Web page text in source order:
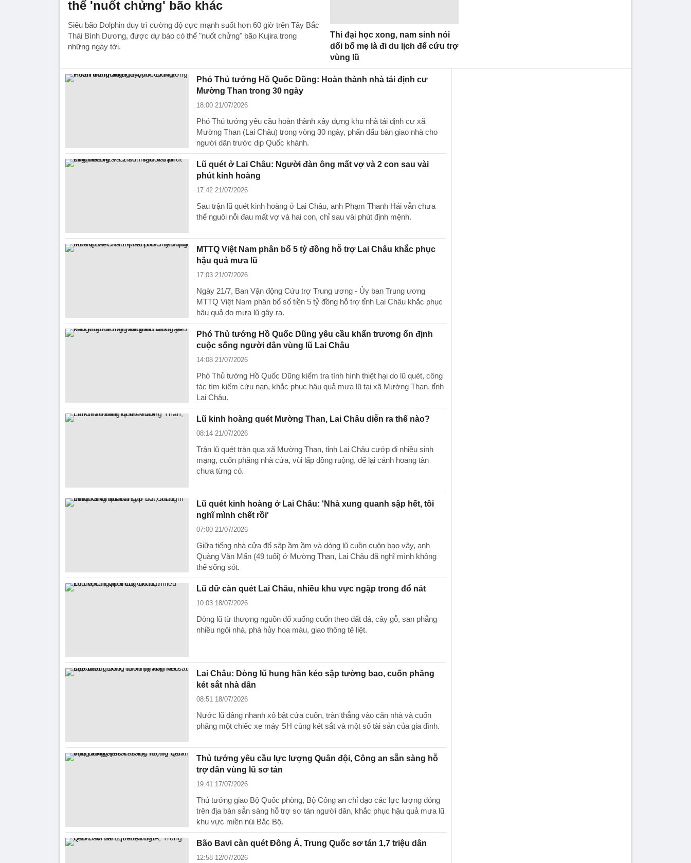
thể 'nuốt chửng' bão khác
Siêu bão Dolphin duy trì cường độ cực mạnh suốt hơn 60 giờ trên Tây Bắc
Thái Bình Dương, được dự báo có thể "nuốt chửng" bão Kujira trong
những ngày tới.
Thi đại học xong, nam sinh nói
dối bố mẹ là đi du lịch để cứu trợ
vùng lũ
Phó Thủ tướng Hồ Quốc Dũng: Hoàn thành nhà tái định cư
Mường Than trong 30 ngày
18:00 21/07/2026
Phó Thủ tướng yêu cầu hoàn thành xây dựng khu nhà tái định cư xã
Mường Than (Lai Châu) trong vòng 30 ngày, phấn đấu bàn giao nhà cho
người dân trước dịp Quốc khánh.
Lũ quét ở Lai Châu: Người đàn ông mất vợ và 2 con sau vài
phút kinh hoàng
17:42 21/07/2026
Sau trận lũ quét kinh hoàng ở Lai Châu, anh Phạm Thanh Hải vẫn chưa
thể nguôi nỗi đau mất vợ và hai con, chỉ sau vài phút định mệnh.
MTTQ Việt Nam phân bổ 5 tỷ đồng hỗ trợ Lai Châu khắc phục
hậu quả mưa lũ
17:03 21/07/2026
Ngày 21/7, Ban Vận động Cứu trợ Trung ương - Ủy ban Trung ương
MTTQ Việt Nam phân bổ số tiền 5 tỷ đồng hỗ trợ tỉnh Lai Châu khắc phục
hậu quả do mưa lũ gây ra.
Phó Thủ tướng Hồ Quốc Dũng yêu cầu khẩn trương ổn định
cuộc sống người dân vùng lũ Lai Châu
14:08 21/07/2026
Phó Thủ tướng Hồ Quốc Dũng kiểm tra tình hình thiệt hại do lũ quét, công
tác tìm kiếm cứu nạn, khắc phục hậu quả mưa lũ tại xã Mường Than, tỉnh
Lai Châu.
Lũ kinh hoàng quét Mường Than, Lai Châu diễn ra thế nào?
08:14 21/07/2026
Trận lũ quét tràn qua xã Mường Than, tỉnh Lai Châu cướp đi nhiều sinh
mạng, cuốn phăng nhà cửa, vùi lấp đồng ruộng, để lại cảnh hoang tàn
chưa từng có.
Lũ quét kinh hoàng ở Lai Châu: 'Nhà xung quanh sập hết, tôi
nghĩ mình chết rồi'
07:00 21/07/2026
Giữa tiếng nhà cửa đổ sập ầm ầm và dòng lũ cuồn cuộn bao vây, anh
Quàng Văn Mẩn (49 tuổi) ở Mường Than, Lai Châu đã nghĩ mình không
thể sống sót.
Lũ dữ càn quét Lai Châu, nhiều khu vực ngập trong đổ nát
10:03 18/07/2026
Dòng lũ từ thượng nguồn đổ xuống cuốn theo đất đá, cây gỗ, san phẳng
nhiều ngôi nhà, phá hủy hoa màu, giao thông tê liệt.
Lai Châu: Dòng lũ hung hãn kéo sập tường bao, cuốn phăng
két sắt nhà dân
08:51 18/07/2026
Nước lũ dâng nhanh xô bật cửa cuốn, tràn thẳng vào căn nhà và cuốn
phăng một chiếc xe máy SH cùng két sắt và một số tài sản của gia đình.
Thủ tướng yêu cầu lực lượng Quân đội, Công an sẵn sàng hỗ
trợ dân vùng lũ sơ tán
19:41 17/07/2026
Thủ tướng giao Bộ Quốc phòng, Bộ Công an chỉ đạo các lực lượng đóng
trên địa bàn sẵn sàng hỗ trợ sơ tán người dân, khắc phục hậu quả mưa lũ
khu vực miền núi Bắc Bộ.
Bão Bavi càn quét Đông Á, Trung Quốc sơ tán 1,7 triệu dân
12:58 12/07/2026